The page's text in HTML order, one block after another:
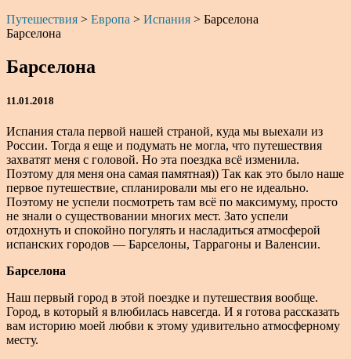
Путешествия > Европа > Испания > Барселона
Барселона
Барселона
11.01.2018
Испания стала первой нашей страной, куда мы выехали из
России. Тогда я еще и подумать не могла, что путешествия
захватят меня с головой. Но эта поездка всё изменила.
Поэтому для меня она самая памятная)) Так как это было наше
первое путешествие, спланировали мы его не идеально.
Поэтому не успели посмотреть там всё по максимуму, просто
не знали о существовании многих мест. Зато успели
отдохнуть и спокойно погулять и насладиться атмосферой
испанских городов — Барселоны, Таррагоны и Валенсии.
Барселона
Наш первый город в этой поездке и путешествия вообще.
Город, в который я влюбилась навсегда. И я готова рассказать
вам историю моей любви к этому удивительно атмосферному
месту.